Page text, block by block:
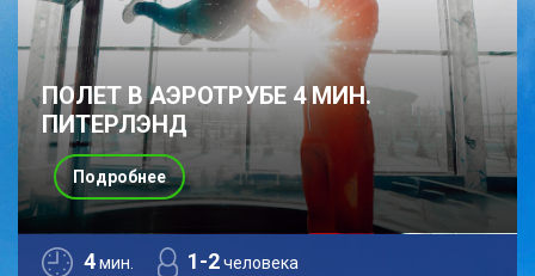
ПОЛЕТ В АЭРОТРУБЕ 4 МИН.
ПИТЕРЛЭНД
4мин. 1-2человека
Подробнее